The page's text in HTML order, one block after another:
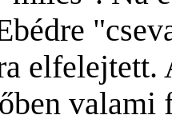
elfelejtett.
valami